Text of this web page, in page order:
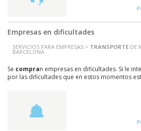
Empresas en dificultades
SERVICIOS PARA EMPRESAS > TRANSPORTE DE
BARCELONA
Se compran empresas en dificultades. Si le
por las dificultades que en estos momentos